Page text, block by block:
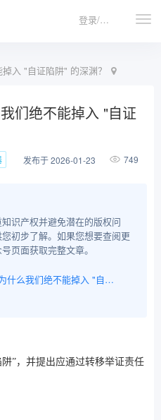
登录/注册
入 "自证陷阱" 的深渊？
们绝不能掉入 "自证
发布于 2026-01-23 749
识产权并避免潜在的版权问
初步了解。如果您想要查阅更
页面获取完整文章。
当质疑来临时：为什么我们绝不能掉入 "自证陷阱" 的深渊？
”，并提出应通过转移举证责任